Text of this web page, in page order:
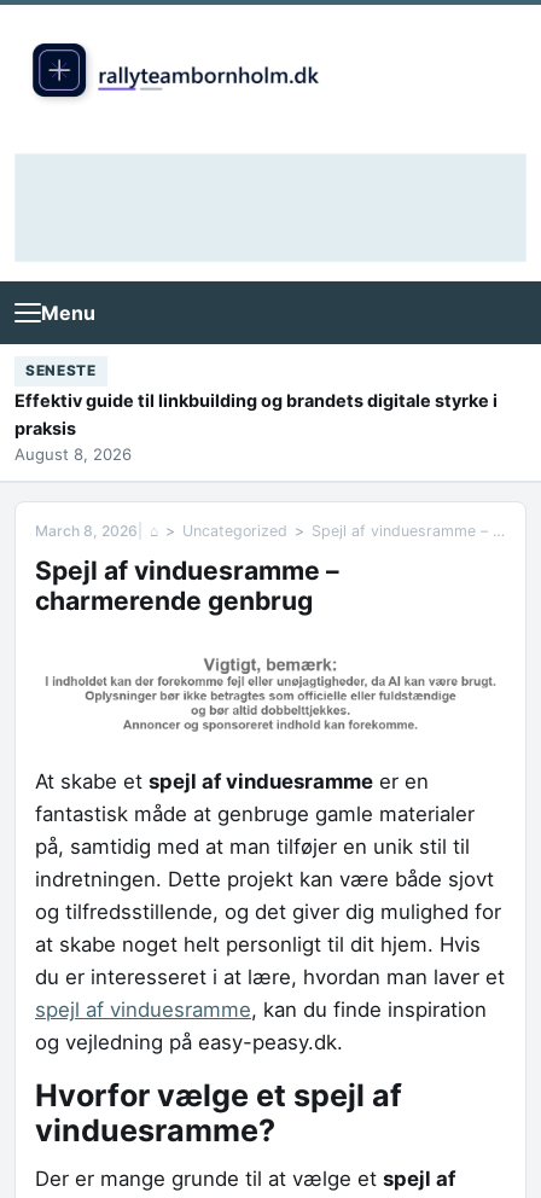
Menu
SENESTE
Effektiv guide til linkbuilding og brandets digitale styrke i
praksis
August 8, 2026
March 8, 2026 ⌂ Uncategorized Spejl af vinduesramme – charmerende genbrug
Spejl af vinduesramme –
charmerende genbrug
At skabe et spejl af vinduesramme er en
fantastisk måde at genbruge gamle materialer
på, samtidig med at man tilføjer en unik stil til
indretningen. Dette projekt kan være både sjovt
og tilfredsstillende, og det giver dig mulighed for
at skabe noget helt personligt til dit hjem. Hvis
du er interesseret i at lære, hvordan man laver et
spejl af vinduesramme, kan du finde inspiration
og vejledning på easy-peasy.dk.
Hvorfor vælge et spejl af
vinduesramme?
Der er mange grunde til at vælge et spejl af